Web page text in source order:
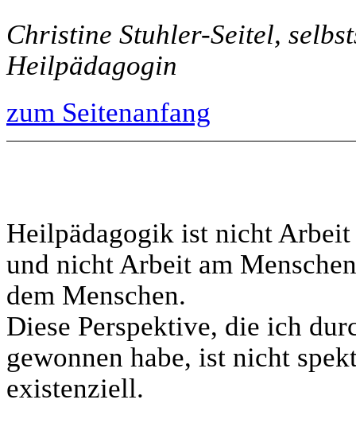
Christine Stuhler-Seitel,
Heilpädagogin
zum Seitenanfang
Heilpädagogik ist nicht
und nicht Arbeit am
dem Menschen.
Diese Perspektive, die ich
gewonnen habe, ist nicht
existenziell.